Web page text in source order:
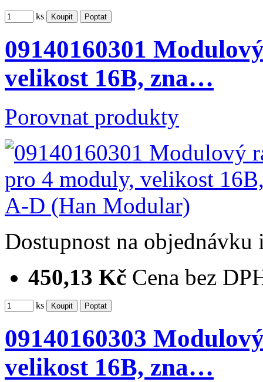
ks
09140160301
velikost 16B, zna…
Porovnat produkty
Dostupnost na objednávku
450,13 Kč Cena bez
ks
09140160303
velikost 16B, zna…